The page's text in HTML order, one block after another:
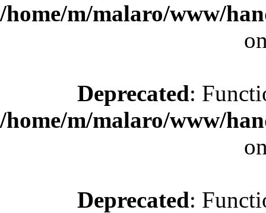
/home/m/malaro/www/
Deprecated:
/home/m/malaro/www/
Deprecated: